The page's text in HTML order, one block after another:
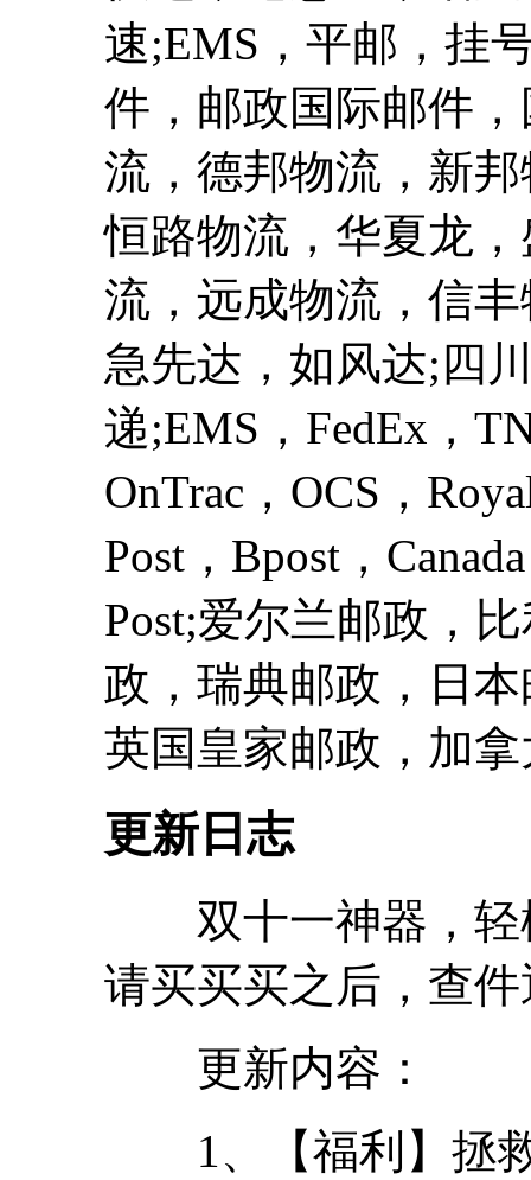
速;EMS，平邮，挂
件，邮政国际邮件
流，德邦物流，新
恒路物流，华夏龙
流，远成物流，信
急先达，如风达;四
递;EMS，FedEx，
OnTrac，OCS，
Post，Bpost，
Post;爱尔兰邮政，
政，瑞典邮政，日
英国皇家邮政，加
更新日志
双十一神器，轻
请买买买之后，查
更新内容：
1、【福利】拯救